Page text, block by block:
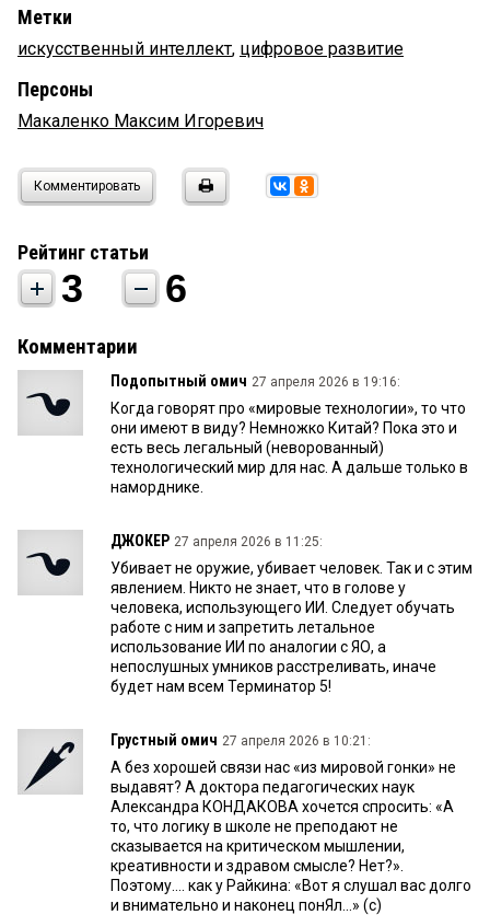
Метки
искусственный интеллект, цифровое развитие
Персоны
Макаленко Максим Игоревич
Комментировать
Рейтинг статьи
3 6
Комментарии
Подопытный омич 27 апреля 2026 в 19:16:
Когда говорят про «мировые технологии», то что
они имеют в виду? Немножко Китай? Пока это и
есть весь легальный (неворованный)
технологический мир для нас. А дальше только в
наморднике.
ДЖОКЕР 27 апреля 2026 в 11:25:
Убивает не оружие, убивает человек. Так и с этим
явлением. Никто не знает, что в голове у
человека, использующего ИИ. Следует обучать
работе с ним и запретить летальное
использование ИИ по аналогии с ЯО, а
непослушных умников расстреливать, иначе
будет нам всем Терминатор 5!
Грустный омич 27 апреля 2026 в 10:21:
А без хорошей связи нас «из мировой гонки» не
выдавят? А доктора педагогических наук
Александра КОНДАКОВА хочется спросить: «А
то, что логику в школе не преподают не
сказывается на критическом мышлении,
креативности и здравом смысле? Нет?».
Поэтому.... как у Райкина: «Вот я слушал вас долго
и внимательно и наконец понЯл...» (с)